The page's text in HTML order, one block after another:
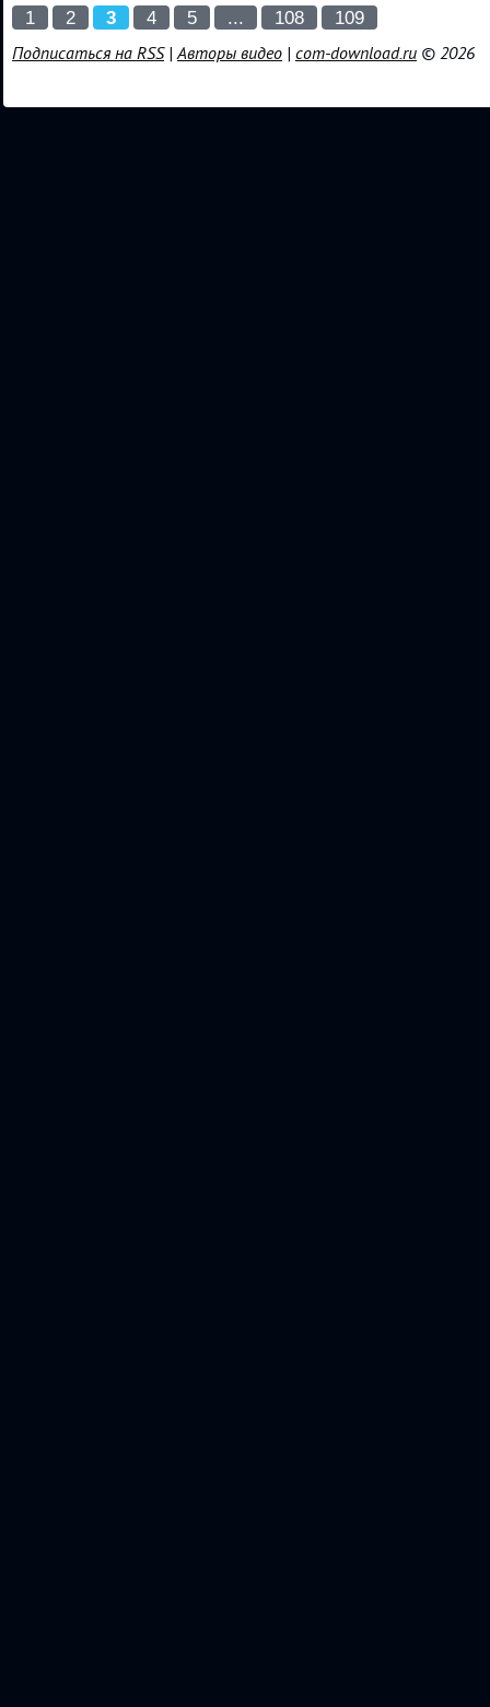
1 2 3 4 5 ... 108 109
Подписаться на RSS|Авторы видео | com-download.ru © 2026